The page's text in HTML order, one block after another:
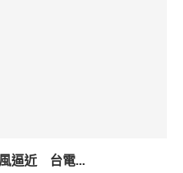
風逼近 台電...